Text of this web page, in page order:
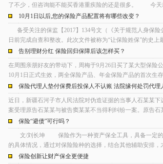
了不少，但咨询能不能买香港重疾险的还是很多。 今天
10月1日以后,您的保险产品配置将有哪些改变？
备受关注的保监【2017】134号文（《关于规范人身保险
日前完成自查和整改。此次文件被称为“让保险姓保”的史
告别理财分红 保险回归保障后该怎样买？
在周围亲朋好友的带动下，周梅于9月26日买了某大型保险
10月1日正式生效，两全保险产品、年金保险产品的首次生
保险代理人垫付保费后投保人不认账 法院缘何处罚代理
近日，新疆石河子市人民法院对伪造证据的当事人石某某
案受理原告石某某与被告窦某某不当得利纠纷一案。原告
保险“避债”可行吗？
文/刘长坤 保险作为一种资产保全工具，具备一定的对
的具体情况，通过对保险险种的选择，结合其他辅助安排
保险创新让财产保全更便捷